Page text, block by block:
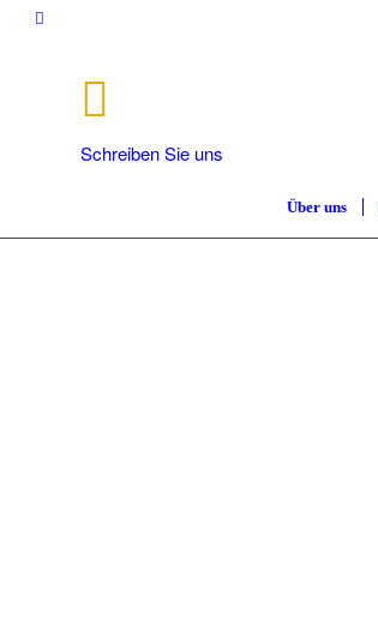
Schreiben Sie uns
Über uns